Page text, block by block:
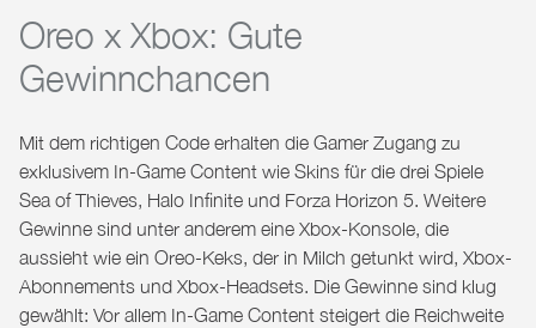
Oreo x Xbox: Gute
Gewinnchancen
Mit dem richtigen Code erhalten die Gamer Zugang zu
exklusivem In-Game Content wie Skins für die drei Spiele
Sea of Thieves, Halo Infinite und Forza Horizon 5. Weitere
Gewinne sind unter anderem eine Xbox-Konsole, die
aussieht wie ein Oreo-Keks, der in Milch getunkt wird, Xbox-
Abonnements und Xbox-Headsets. Die Gewinne sind klug
gewählt: Vor allem In-Game Content steigert die Reichweite